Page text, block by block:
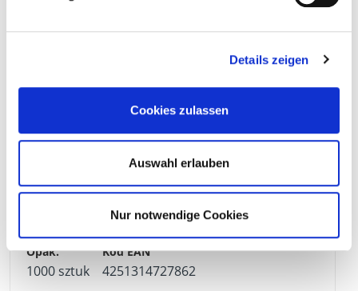
Details zeigen
Cookies zulassen
Auswahl erlauben
Nur notwendige Cookies
1000 sztuk 4251314727855
3.9,0 x 40 mm PH 2
1000 sztuk 4251314727862